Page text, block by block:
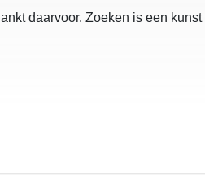
daarvoor. Zoeken is een